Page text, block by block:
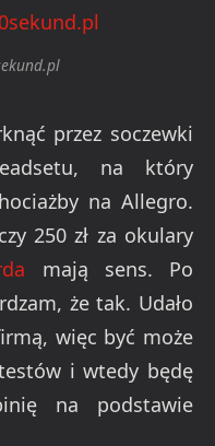
przez soczewki
na który
na Allegro.
250 zł za okulary
mają sens. Po
że tak. Udało
więc być może
i wtedy będę
na podstawie